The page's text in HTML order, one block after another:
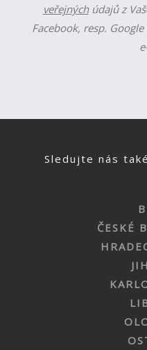
veřejnýchúdajů z
Facebook, resp.
Sledujte nás
ČESKÉ